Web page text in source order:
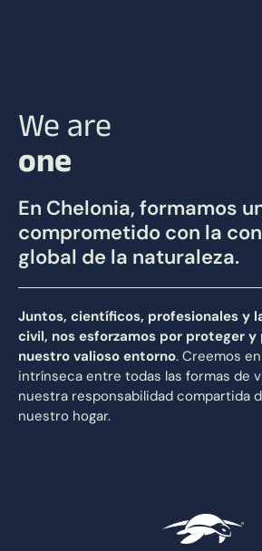
We are
one
En Chelonia, formamos
comprometido con la
global de la naturaleza.
Juntos, científicos, profesionales y
civil, nos esforzamos por proteger y
nuestro valioso entorno. Creemos
intrínseca entre todas las formas de
nuestra responsabilidad compartida
nuestro hogar.